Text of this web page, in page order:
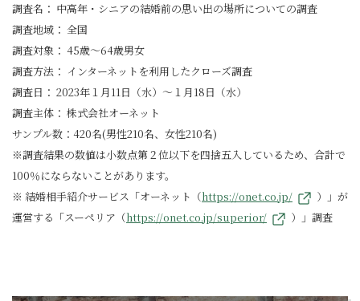
調査名： 中高年・シニアの結婚前の思い出の場所についての調査
調査地域： 全国
調査対象： 45歳～64歳男女
調査方法： インターネットを利⽤したクローズ調査
調査日： 2023年１月11日（水）～１月18日（水）
調査主体： 株式会社オーネット
サンプル数：420名(男性210名、女性210名)
※調査結果の数値は小数点第２位以下を四捨五入しているため、合計で
100％にならないことがあります。
※ 結婚相手紹介サービス「オーネット（https://onet.co.jp/
）」が
運営する「スーペリア（https://onet.co.jp/superior/ ）」調査